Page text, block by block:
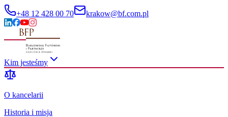
+48 12 428 00 70 krakow@bf.com.pl
Kim jesteśmy
O kancelarii
Historia i misja